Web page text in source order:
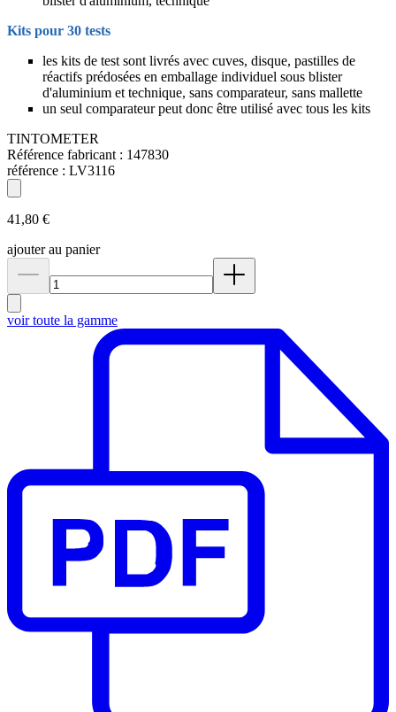
Kits pour 30 tests
les kits de test sont livrés avec cuves, disque, pastilles de
réactifs prédosées en emballage individuel sous blister
d'aluminium et technique, sans comparateur, sans mallette
un seul comparateur peut donc être utilisé avec tous les kits
TINTOMETER
Référence fabricant : 147830
référence : LV3116
41,80 €
ajouter au panier
voir toute la gamme